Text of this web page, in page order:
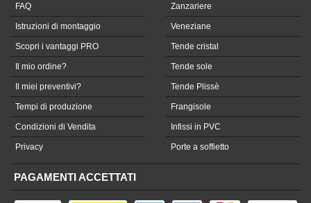
FAQ
Istruzioni di montaggio
Scopri i vantaggi PRO
Il mio ordine?
Il miei preventivi?
Tempi di produzione
Condizioni di Vendita
Privacy
Zanzariere
Veneziane
Tende cristal
Tende sole
Tende Plissè
Frangisole
Infissi in PVC
Porte a soffietto
PAGAMENTI ACCETTATI